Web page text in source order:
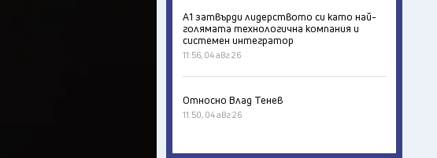
А1 затвърди лидерството си като най-
голямата технологична компания и
системен интегратор
11:56, 04 авг 26
Относно Влад Тенев
11:50, 04 авг 26